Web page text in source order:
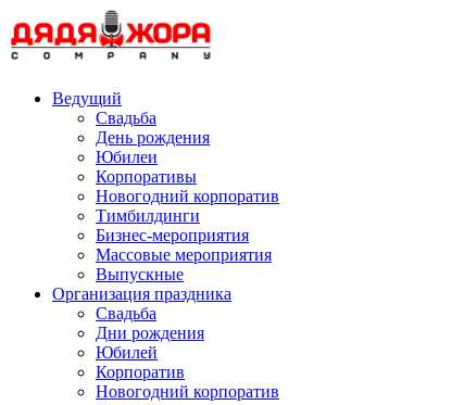
to
content
Ведущий
Свадьба
День рождения
Юбилеи
Корпоративы
Новогодний корпоратив
Тимбилдинги
Бизнес-мероприятия
Массовые мероприятия
Выпускные
Организация праздника
Свадьба
Дни рождения
Юбилей
Корпоратив
Новогодний корпоратив